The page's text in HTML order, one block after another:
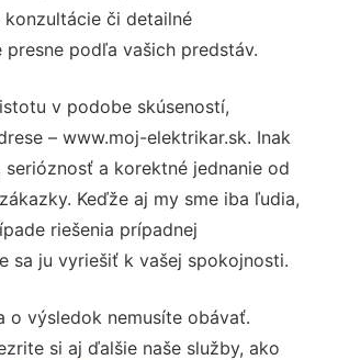
či detailné
podľa vašich predstáv.
v podobe skúseností,
– www.moj-elektrikar.sk. Inak
a korektné jednanie od
Keďže aj my sme iba ľudia,
riešenia prípadnej
sa ju vyriešiť k vašej spokojnosti.
o výsledok nemusíte obávať.
si aj ďalšie naše služby, ako